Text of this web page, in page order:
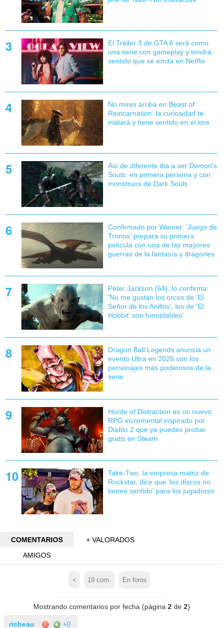
El Tráiler 3 de GTA 6 será como
una serie con gameplay y tendrá
sentido que se emita en Netflix
No mires arriba en Beast of
Reincarnation: la curiosidad te
matará y tiene sentido en el lore
Así de diferente iba a ser Demon's
Souls: en primera persona y con
monstruos de Dark Souls
Confirmado por Warner: 'Juego de
Tronos' prepara su primera
película con una de las mayores
guerras de la fantasía y dragones
Peter Jackson (64), lo confirma:
'No me gustan los orcos de 'El
Señor de los Anillos', los de 'El
Hobbit' son formidables'
Dragon Ball Legends anuncia un
evento Ultra en 2026 con los
personajes más poderosos de la
serie
Horde of Distraction es un nuevo
RPG incremental inspirado por
Diablo 2 que ya puedes probar
gratis en Steam
Take-Two, la empresa matriz de
Rockstar, dice que 'los discos no
tienen sentido' para los jugadores
COMENTARIOS
+ VALORADOS
AMIGOS
< 19 com. En foros
Mostrando comentarios por fecha (página 2de 2)
ricbeau +0